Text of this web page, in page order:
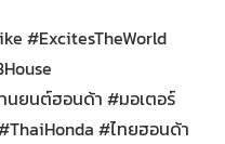
#ExcitesTheWorld
นยนต์ฮอนด้า #มอเตอร์
#ไทยฮอนด้า